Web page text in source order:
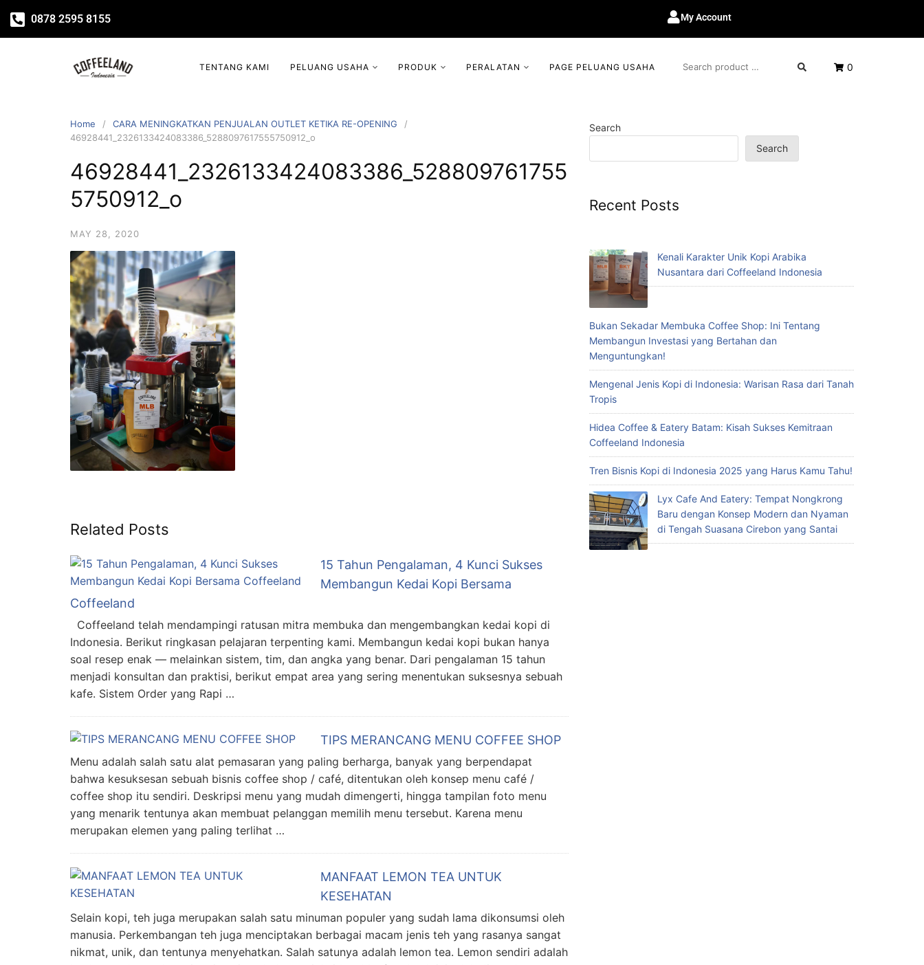
0878 2595 8155 My Account
0
TENTANG KAMI PELUANG USAHA PRODUK PERALATAN PAGE PELUANG USAHA
Home
CARA MENINGKATKAN PENJUALAN OUTLET KETIKA RE-OPENING
46928441_2326133424083386_5288097617555750912_o
46928441_2326133424083386_528809761755
5750912_o
MAY 28, 2020
Related Posts
15 Tahun Pengalaman, 4 Kunci Sukses
Membangun Kedai Kopi Bersama
Coffeeland
Coffeeland telah mendampingi ratusan mitra membuka dan mengembangkan kedai kopi di
Indonesia. Berikut ringkasan pelajaran terpenting kami. Membangun kedai kopi bukan hanya
soal resep enak — melainkan sistem, tim, dan angka yang benar. Dari pengalaman 15 tahun
menjadi konsultan dan praktisi, berikut empat area yang sering menentukan suksesnya sebuah
kafe. Sistem Order yang Rapi …
TIPS MERANCANG MENU COFFEE SHOP
Menu adalah salah satu alat pemasaran yang paling berharga, banyak yang berpendapat
bahwa kesuksesan sebuah bisnis coffee shop / café, ditentukan oleh konsep menu café /
coffee shop itu sendiri. Deskripsi menu yang mudah dimengerti, hingga tampilan foto menu
yang menarik tentunya akan membuat pelanggan memilih menu tersebut. Karena menu
merupakan elemen yang paling terlihat …
MANFAAT LEMON TEA UNTUK
KESEHATAN
Selain kopi, teh juga merupakan salah satu minuman populer yang sudah lama dikonsumsi oleh
manusia. Perkembangan teh juga menciptakan berbagai macam jenis teh yang rasanya sangat
nikmat, unik, dan tentunya menyehatkan. Salah satunya adalah lemon tea. Lemon sendiri adalah
Search
Search
Recent Posts
Kenali Karakter Unik Kopi Arabika
Nusantara dari Coffeeland Indonesia
Bukan Sekadar Membuka Coffee Shop: Ini Tentang
Membangun Investasi yang Bertahan dan
Menguntungkan!
Mengenal Jenis Kopi di Indonesia: Warisan Rasa dari Tanah
Tropis
Hidea Coffee & Eatery Batam: Kisah Sukses Kemitraan
Coffeeland Indonesia
Tren Bisnis Kopi di Indonesia 2025 yang Harus Kamu Tahu!
Lyx Cafe And Eatery: Tempat Nongkrong
Baru dengan Konsep Modern dan Nyaman
di Tengah Suasana Cirebon yang Santai